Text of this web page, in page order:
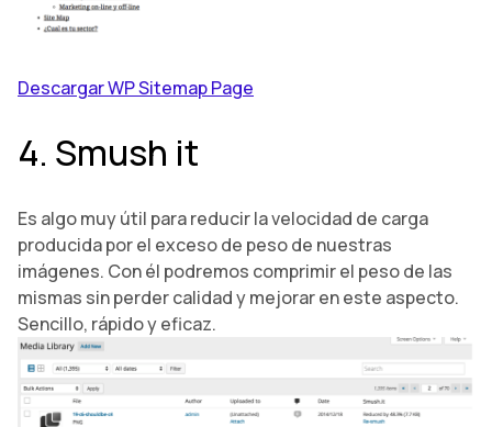
Descargar WP Sitemap Page
4. Smush it
Es algo muy útil para reducir la velocidad de carga
producida por el exceso de peso de nuestras
imágenes. Con él podremos comprimir el peso de las
mismas sin perder calidad y mejorar en este aspecto.
Sencillo, rápido y eficaz.